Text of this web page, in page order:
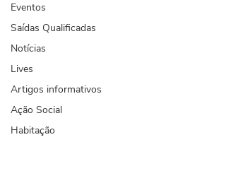
Eventos
Saídas Qualificadas
Notícias
Lives
Artigos informativos
Ação Social
Habitação